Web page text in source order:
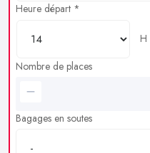
Heure départ *
H
Nombre de places
Bagages en soutes